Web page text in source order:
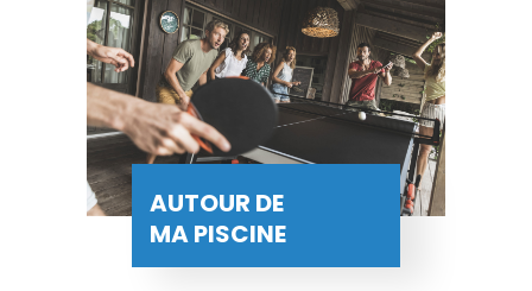
AUTOUR DE
MA PISCINE